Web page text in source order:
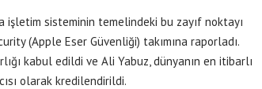
sisteminin temelindeki bu zayıf noktayı
(Apple Eser Güvenliği) takımına raporladı.
kabul edildi ve Ali Yabuz, dünyanın en itibarlı
olarak kredilendirildi.